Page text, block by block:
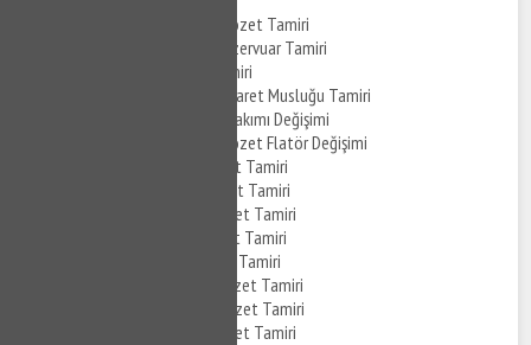
Camlıkahve Gömme Klozet Tamiri
Camlıkahve Gömme Rezervuar Tamiri
Camlıkahve Klozet Tamiri
Camlıkahve Klozet Taharet Musluğu Tamiri
Camlıkahve Klozet İç Takımı Değişimi
Camlıkahve Gömme Klozet Flatör Değişimi
Camlıkahve Vitra Klozet Tamiri
Camlıkahve Serel Klozet Tamiri
Camlıkahve Visam Klozet Tamiri
Camlıkahve Kale Klozet Tamiri
Camlıkahve ECA Klozet Tamiri
Camlıkahve Creavit Klozet Tamiri
Camlıkahve Duravit Klozet Tamiri
Camlıkahve Grohe Klozet Tamiri